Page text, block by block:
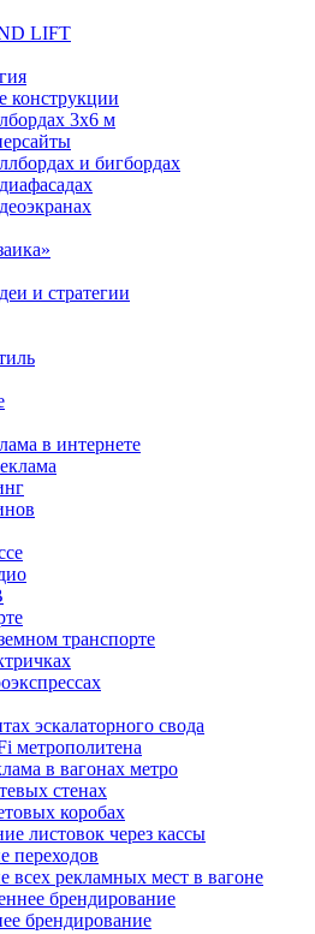
LIFT
конструкции
3х6 м
и бигбордах
и стратегии
в интернете
транспорте
эскалаторного свода
метрополитена
в вагонах метро
стенах
коробах
листовок через кассы
переходов
всех рекламных мест в вагоне
брендирование
брендирование